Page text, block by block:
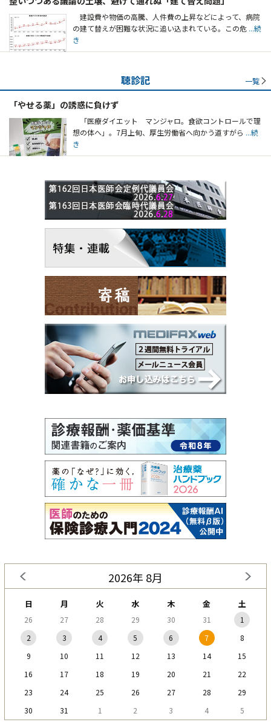
建設費や物価の高騰、人件費の上昇などによって、病院
の建て替えが困難な状況に追い込まれている。この危 ...続
き
聴診記 一覧
「やせる薬」の誘惑に負けず
「医療ダイエット マンジャロ。食欲コントロールで理
想の体へ」。7月上旬、厚生労働省へ向かう道すがら ...続
き
2026年 8月
日 月 火 水 木 金 土
26 27 28 29 30 31
1
2
3 4 5 6 7
8
9
10 11 12 13 14
15
16
17 18 19 20 21
22
23
24 25 26 27 28
29
30
31 1 2 3 4 5